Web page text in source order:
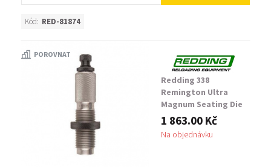
Kód: RED-81874
POROVNAT
Redding 338
Remington Ultra
Magnum Seating Die
1 863.00 Kč
Na objednávku